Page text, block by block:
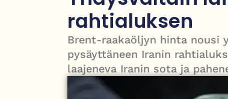
PT Vatanen antoi porttikiellon
rahtialuksen
Brent-raakaöljyn hinta nousi
pysäyttäneen Iranin
laajeneva Iranin sota ja